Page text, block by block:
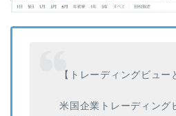
【トレーディングビュー
米国企業トレーディング